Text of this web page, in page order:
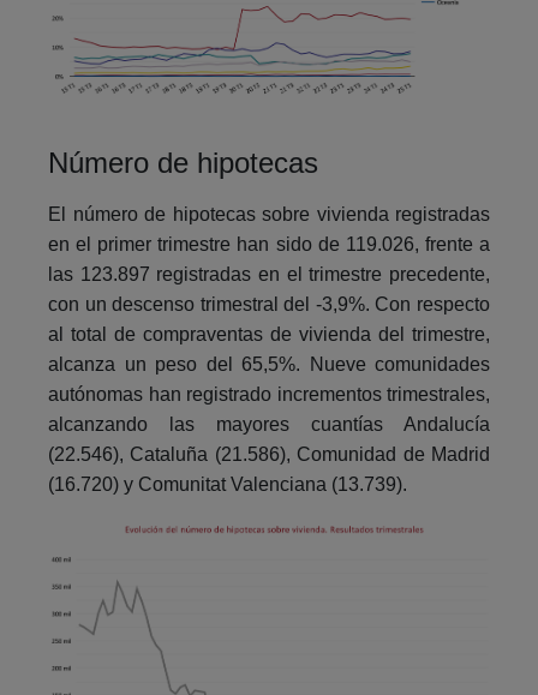
Número de hipotecas
El número de hipotecas sobre vivienda registradas
en el primer trimestre han sido de 119.026, frente a
las 123.897 registradas en el trimestre precedente,
con un descenso trimestral del -3,9%. Con respecto
al total de compraventas de vivienda del trimestre,
alcanza un peso del 65,5%. Nueve comunidades
autónomas han registrado incrementos trimestrales,
alcanzando las mayores cuantías Andalucía
(22.546), Cataluña (21.586), Comunidad de Madrid
(16.720) y Comunitat Valenciana (13.739).